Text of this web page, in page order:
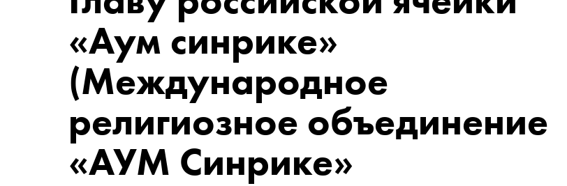
«Аум синрике»
(Международное
религиозное объединение
«АУМ Синрике»